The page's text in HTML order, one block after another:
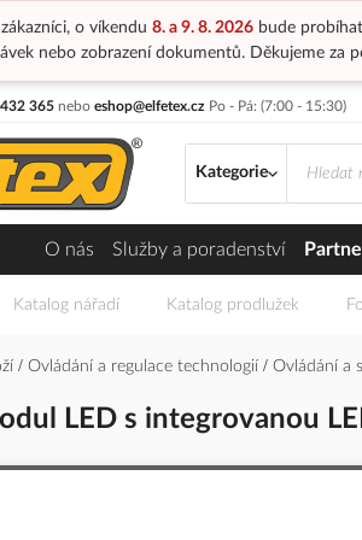
o víkendu 8. a 9. 8. 2026bude probíhat
nebo zobrazení dokumentů. Děkujeme za
365 nebo eshop@elfetex.cz Po - Pá: (7:00 - 15:30)
Kategorie
O nás Služby a poradenství
Katalog nářadí Katalog prodlužek
Ovládání a regulace technologií Ovládání a
LED s integrovanou